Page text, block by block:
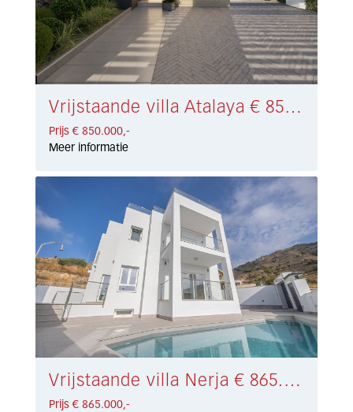
Vrijstaande villa Atalaya € 850.000,-
Prijs € 850.000,-
Meer informatie
Vrijstaande villa Nerja € 865.000,-
Prijs € 865.000,-